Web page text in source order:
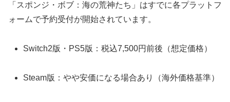
「スポンジ・ボブ：海の荒神たち」はすでに各プラットフ
ォームで予約受付が開始されています。
Switch2版・PS5版：税込7,500円前後（想定価格）
Steam版：やや安価になる場合あり（海外価格基準）